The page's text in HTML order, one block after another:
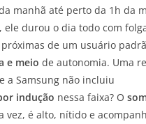
manhã até perto da 1h da
ele durou o dia todo com
de um usuário
e meio de autonomia. Uma
a Samsung não incluiu
indução nessa faixa? O
vez, é alto, nítido e